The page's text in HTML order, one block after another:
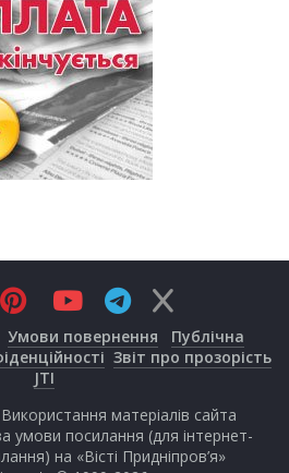
Умови повернення
Публічна
Звіт про прозорість
JTI
матеріалів сайта
умови посилання (для інтернет-
на «Вісті Придніпров’я»